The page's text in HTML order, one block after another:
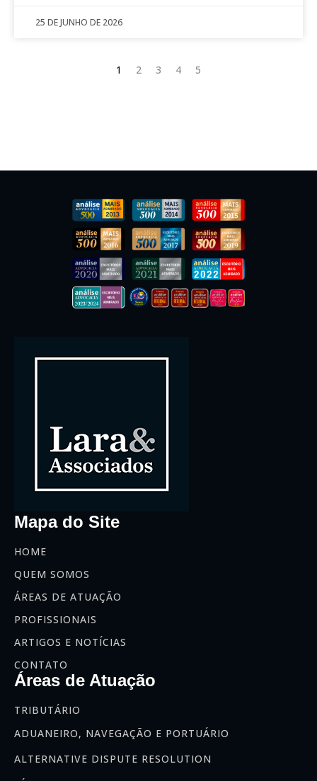
25 DE JUNHO DE 2026
1 2 3 4 5
Mapa do Site
HOME
QUEM SOMOS
ÁREAS DE ATUAÇÃO
PROFISSIONAIS
ARTIGOS E NOTÍCIAS
CONTATO
Áreas de Atuação
TRIBUTÁRIO
ADUANEIRO, NAVEGAÇÃO E PORTUÁRIO
ALTERNATIVE DISPUTE RESOLUTION